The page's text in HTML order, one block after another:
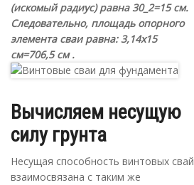
(искомый радиус) равна 30_2=15 см.
Следовательно, площадь опорного
элемента сваи равна: 3,14х15
см=706,5 см .
Вычисляем несущую
силу грунта
Несущая способность винтовых свай
взаимосвязана с таким же